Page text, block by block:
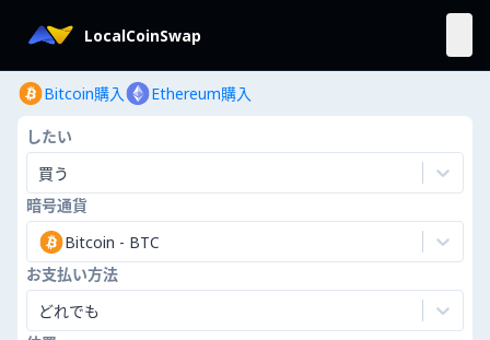
LocalCoinSwap
Bitcoin購入 Ethereum購入
したい
買う
暗号通貨
Bitcoin - BTC
お支払い方法
どれでも